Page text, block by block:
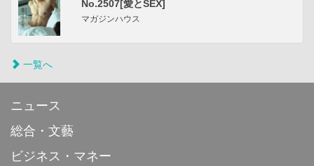
No.2507[愛とSEX]
マガジンハウス
一覧へ
ニュース
総合・文藝
ビジネス・マネー